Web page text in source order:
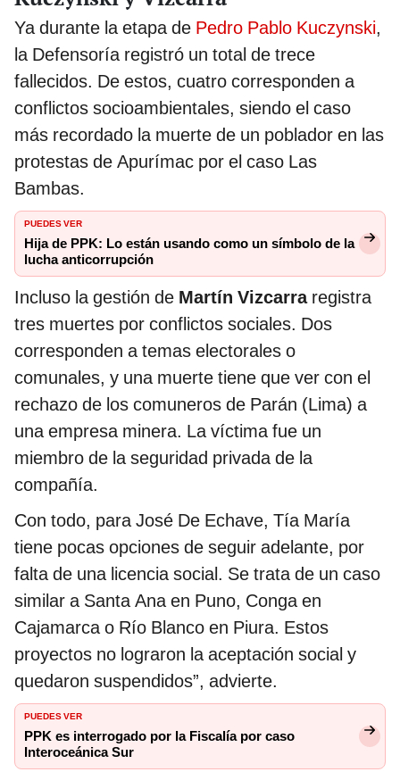
Ya durante la etapa de Pedro Pablo Kuczynski,
la Defensoría registró un total de trece
fallecidos. De estos, cuatro corresponden a
conflictos socioambientales, siendo el caso
más recordado la muerte de un poblador en las
protestas de Apurímac por el caso Las
Bambas.
PUEDES VER
Hija de PPK: Lo están usando como un símbolo de la
lucha anticorrupción
Incluso la gestión de Martín Vizcarraregistra
tres muertes por conflictos sociales. Dos
corresponden a temas electorales o
comunales, y una muerte tiene que ver con el
rechazo de los comuneros de Parán (Lima) a
una empresa minera. La víctima fue un
miembro de la seguridad privada de la
compañía.
Con todo, para José De Echave, Tía María
tiene pocas opciones de seguir adelante, por
falta de una licencia social. Se trata de un caso
similar a Santa Ana en Puno, Conga en
Cajamarca o Río Blanco en Piura. Estos
proyectos no lograron la aceptación social y
quedaron suspendidos”, advierte.
PUEDES VER
PPK es interrogado por la Fiscalía por caso
Interoceánica Sur